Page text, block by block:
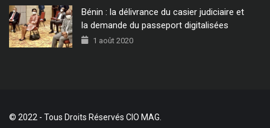
Bénin : la délivrance du casier judiciaire et
la demande du passeport digitalisées
1 août 2020
© 2022 - Tous Droits Réservés CIO MAG.